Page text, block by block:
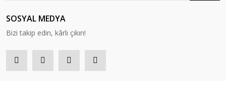
SOSYAL MEDYA
Bizi takip edin, kârlı çıkın!